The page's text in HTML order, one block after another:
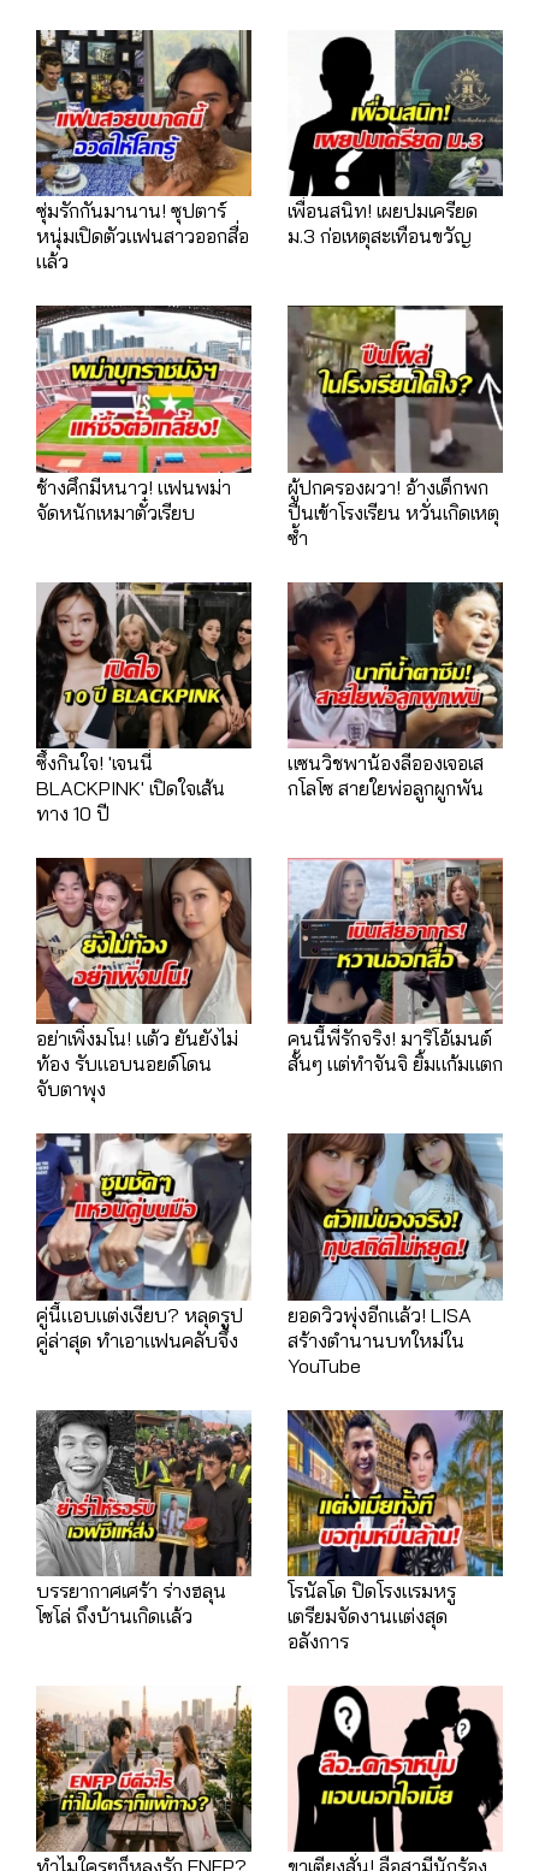
ซุ่มรักกันมานาน! ซุปตาร์
หนุ่มเปิดตัวแฟนสาวออกสื่อ
แล้ว
เพื่อนสนิท! เผยปมเครียด
ม.3 ก่อเหตุสะเทือนขวัญ
ช้างศึกมีหนาว! แฟนพม่า
จัดหนักเหมาตั๋วเรียบ
ผู้ปกครองผวา! อ้างเด็กพก
ปืนเข้าโรงเรียน หวั่นเกิดเหตุ
ซ้ำ
ซึ้งกินใจ! 'เจนนี่
BLACKPINK' เปิดใจเส้น
ทาง 10 ปี
แซนวิชพาน้องลีอองเจอเส
กโลโซ สายใยพ่อลูกผูกพัน
อย่าเพิ่งมโน! แต้ว ยันยังไม่
ท้อง รับแอบนอยด์โดน
จับตาพุง
คนนี้พี่รักจริง! มาริโอ้เมนต์
สั้นๆ แต่ทำจันจิ ยิ้มแก้มแตก
คู่นี้แอบแต่งเงียบ? หลุดรูป
คู่ล่าสุด ทำเอาแฟนคลับจึ้ง
ยอดวิวพุ่งอีกแล้ว! LISA
สร้างตำนานบทใหม่ใน
YouTube
บรรยากาศเศร้า ร่างฮลุน
โซโล่ ถึงบ้านเกิดแล้ว
โรนัลโด ปิดโรงแรมหรู
เตรียมจัดงานแต่งสุด
อลังการ